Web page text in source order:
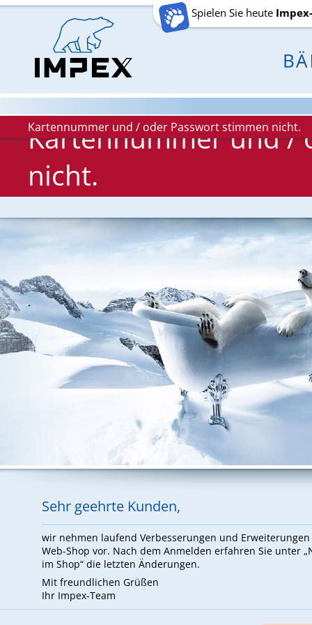
Spielen Sie heute
Kartennummer und / oder Passwort stimmen nicht.
Kartennummer und /
nicht.
Sehr ge­ehr­te Kun­den,
wir neh­men lau­fend Ver­bes­se­run­gen und Er­wei­te­run­gen
Web-Shop vor. Nach dem An­mel­den er­fah­ren Sie un­ter
im Shop“ die letz­ten Än­de­run­gen.
Mit freund­li­chen Grü­ßen
Ihr Im­pex-Team